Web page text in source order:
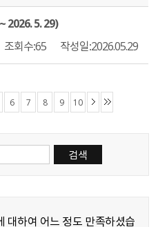
2026. 5. 29)
65 2026.05.29
6 7 8 9 10
대하여 어느 정도 만족하셨습